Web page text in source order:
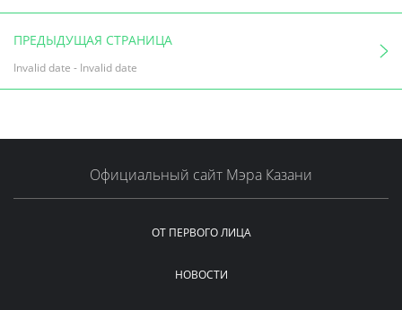
ПРЕДЫДУЩАЯ СТРАНИЦА
Invalid date - Invalid date
Официальный сайт Мэра Казани
ОТ ПЕРВОГО ЛИЦА
НОВОСТИ